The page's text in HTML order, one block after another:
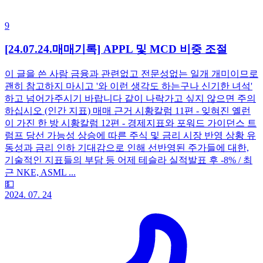
9
[24.07.24.매매기록] APPL 및 MCD 비중 조절
이 글을 쓴 사람 금융과 관련없고 전문성없는 일개 개미이므로
괜히 참고하지 마시고 '와 이런 생각도 하는구나 신기한 녀석'
하고 넘어가주시기 바랍니다 같이 나락가고 싶지 않으면 주의
하십시오 (인간 지표) 매매 근거 시황칼럼 11편 - 잊혀진 옐런
이 가진 한 방 시황칼럼 12편 - 경제지표와 포워드 가이던스 트
럼프 당선 가능성 상승에 따른 주식 및 금리 시장 반영 상황 유
동성과 금리 인하 기대감으로 인해 선반영된 주가들에 대한,
기술적인 지표들의 부담 등 어제 테슬라 실적발표 후 -8% / 최
근 NKE, ASML ...
💵
2024. 07. 24